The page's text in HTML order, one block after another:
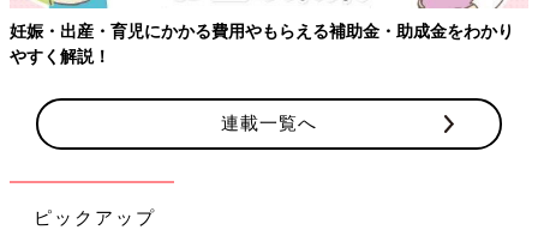
・出産・育児にかかる費用やもらえる補助金・助成金をわかり
く解説！
連載一覧へ
ピックアップ